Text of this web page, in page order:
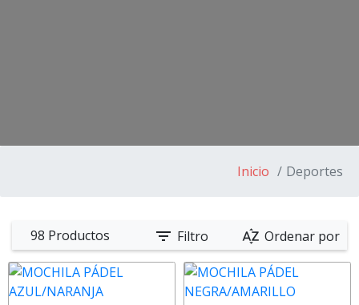
Inicio Deportes
98 Productos filter_list Filtro sort_by_alpha Ordenar por